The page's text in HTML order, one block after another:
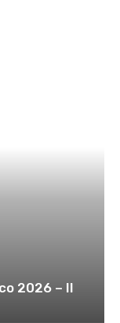
2026 – Il